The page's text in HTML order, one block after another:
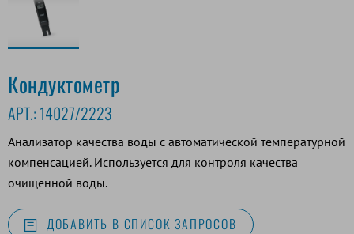
Кондуктометр
АРТ.: 14027/2223
Анализатор качества воды с автоматической температурной
компенсацией. Используется для контроля качества
очищенной воды.
ДОБАВИТЬ В СПИСОК ЗАПРОСОВ